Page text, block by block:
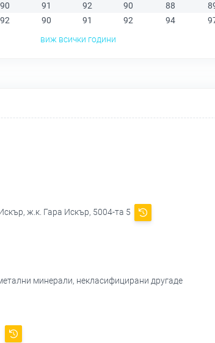
90 91 92 90 88
92 90 91 92 94
виж всички години
ж.к. Гара Искър, 5004-та 5
минерали, некласифицирани другаде